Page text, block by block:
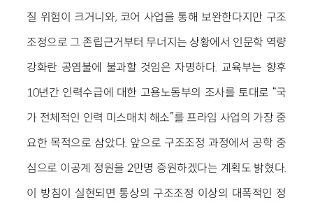
질 위험이 크거니와, 코어 사업을 통해 보완한다지만 구조
조정으로 그 존립근거부터 무너지는 상황에서 인문학 역량
강화란 공염불에 불과할 것임은 자명하다. 교육부는 향후
10년간 인력수급에 대한 고용노동부의 조사를 토대로 “국
가 전체적인 인력 미스매치 해소”를 프라임 사업의 가장 중
요한 목적으로 삼았다. 앞으로 구조조정 과정에서 공학 중
심으로 이공계 정원을 2만명 증원하겠다는 계획도 밝혔다.
이 방침이 실현되면 통상의 구조조정 이상의 대폭적인 정